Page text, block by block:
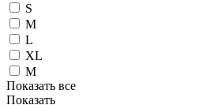
S
M
L
XL
М
Показать все
Показать